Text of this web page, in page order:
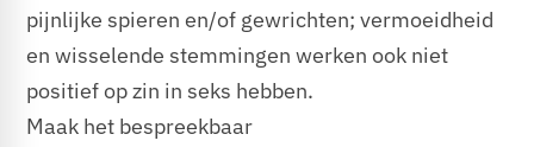
pijnlijke spieren en/of gewrichten; vermoeidheid
en wisselende stemmingen werken ook niet
positief op zin in seks hebben.
Maak het bespreekbaar